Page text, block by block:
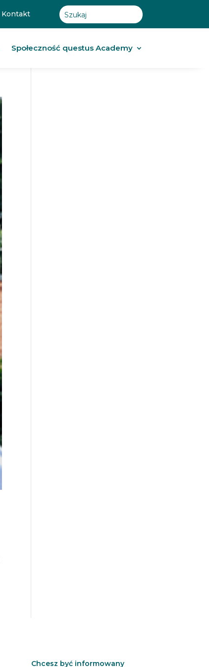
Kontakt
Społeczność questus Academy
Chcesz być informowany